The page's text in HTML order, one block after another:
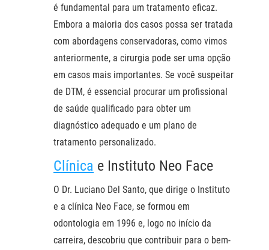
é fundamental para um tratamento eficaz.
Embora a maioria dos casos possa ser tratada
com abordagens conservadoras, como vimos
anteriormente, a cirurgia pode ser uma opção
em casos mais importantes. Se você suspeitar
de DTM, é essencial procurar um profissional
de saúde qualificado para obter um
diagnóstico adequado e um plano de
tratamento personalizado.
Clínica e Instituto Neo Face
O Dr. Luciano Del Santo, que dirige o Instituto
e a clínica Neo Face, se formou em
odontologia em 1996 e, logo no início da
carreira, descobriu que contribuir para o bem-